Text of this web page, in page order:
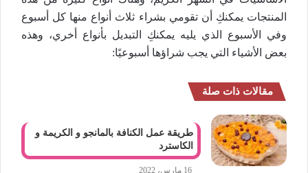
المنتجات يمكنكِ أن تقومي بشراء ثلاث أنواع منها كل أسبوع
وفي الأسبوع الذي يليه يمكنكِ التبديل بأنواع أخري، وهذه
بعض الأشياء التي يجب شراؤها أسبوعيًا:
مقالات ذات صلة
طريقة عمل الكنافة بالمانجو و الكريمة و
الكاسترد
16 مارس، 2022